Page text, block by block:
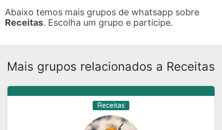
Abaixo temos mais grupos de whatsapp sobre
Receitas. Escolha um grupo e participe.
Mais grupos relacionados a Receitas
Receitas